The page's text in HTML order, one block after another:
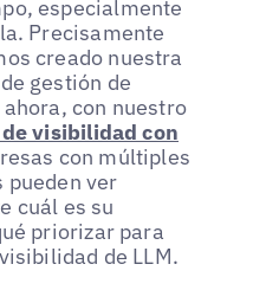
especialmente
Precisamente
creado nuestra
gestión de
con nuestro
visibilidad con
con múltiples
pueden ver
cuál es su
priorizar para
de LLM.